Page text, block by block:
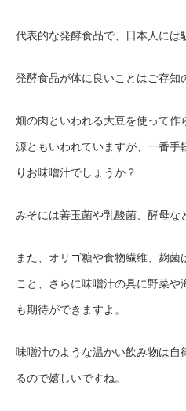
代表的な発酵食品で、日本人には
発酵食品が体に良いことはご存知
畑の肉といわれる大豆を使って作
源ともいわれていますが、一番手
りお味噌汁でしょうか？
みそには善玉菌や乳酸菌、酵母な
また、オリゴ糖や食物繊維、麹
こと、さらに味噌汁の具に野菜
も期待ができますよ。
味噌汁のような温かい飲み物は自
るので嬉しいですね。